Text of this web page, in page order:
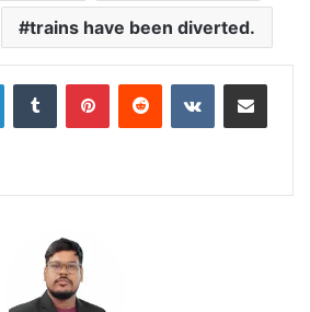
trains have been diverted.
LinkedInTumblr PinterestReddit VKontakteShare via Email